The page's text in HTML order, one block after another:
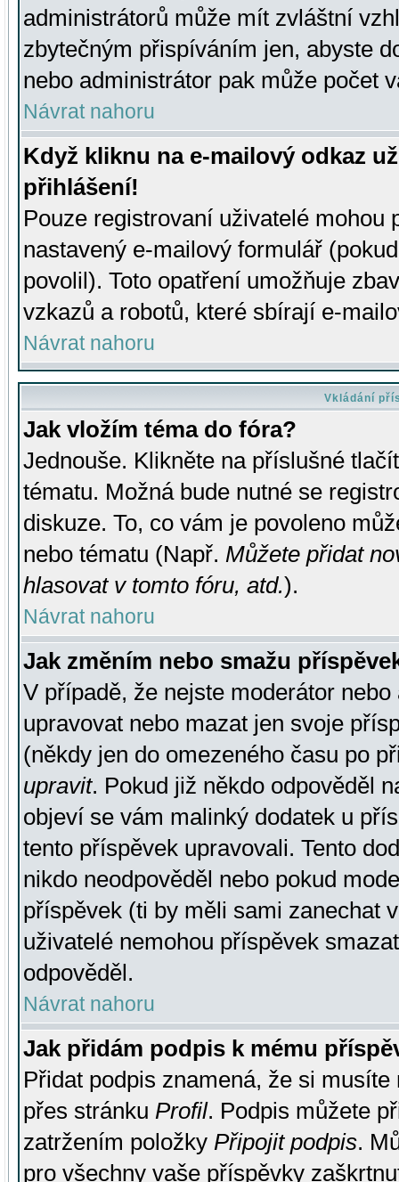
administrátorů může mít zvláštní
zbytečným přispíváním jen, abyste
nebo administrátor pak může počet
Návrat nahoru
Když kliknu na e-mailový odkaz
přihlášení!
Pouze registrovaní uživatelé mohou
nastavený e-mailový formulář
povolil). Toto opatření umožňuje
vzkazů a robotů, které sbírají e-
Návrat nahoru
Vkládání
Jak vložím téma do fóra?
Jednouše. Klikněte na příslušné
tématu. Možná bude nutné se
diskuze. To, co vám je povoleno
nebo tématu (Např. Můžete přidat
hlasovat v tomto fóru, atd.).
Návrat nahoru
Jak změním nebo smažu
V případě, že nejste moderátor
upravovat nebo mazat jen svoje
(někdy jen do omezeného času po
upravit. Pokud již někdo odpověděl
objeví se vám malinký dodatek u
tento příspěvek upravovali. Tento
nikdo neodpověděl nebo pokud
příspěvek (ti by měli sami zanechat
uživatelé nemohou příspěvek
odpověděl.
Návrat nahoru
Jak přidám podpis k mému
Přidat podpis znamená, že si
přes stránku Profil. Podpis můžete
zatržením položky Připojit podpis.
pro všechny vaše příspěvky